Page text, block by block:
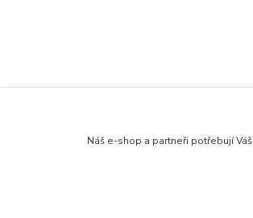
Náš e-shop a partneři potřebují Váš